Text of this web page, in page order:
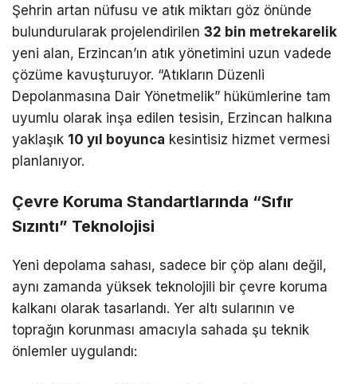
Şehrin artan nüfusu ve atık miktarı göz önünde
bulundurularak projelendirilen 32 bin metrekarelik
yeni alan, Erzincan’ın atık yönetimini uzun vadede
çözüme kavuşturuyor. “Atıkların Düzenli
Depolanmasına Dair Yönetmelik” hükümlerine tam
uyumlu olarak inşa edilen tesisin, Erzincan halkına
yaklaşık 10 yıl boyunca kesintisiz hizmet vermesi
planlanıyor.
Çevre Koruma Standartlarında “Sıfır
Sızıntı” Teknolojisi
Yeni depolama sahası, sadece bir çöp alanı değil,
aynı zamanda yüksek teknolojili bir çevre koruma
kalkanı olarak tasarlandı. Yer altı sularının ve
toprağın korunması amacıyla sahada şu teknik
önlemler uygulandı: